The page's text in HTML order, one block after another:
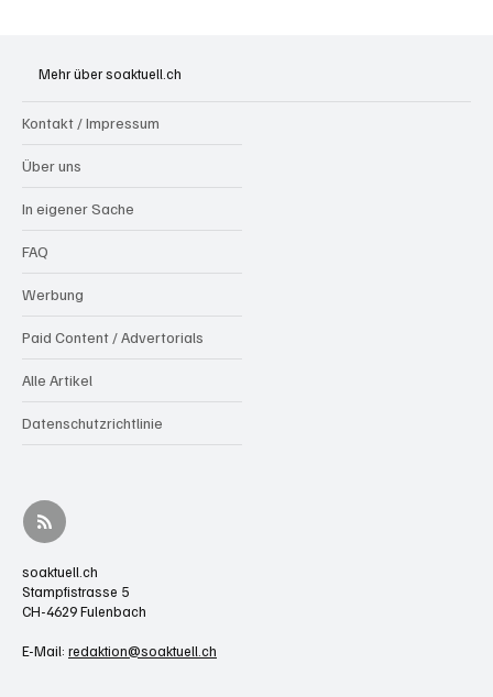
gesucht)
Mehr über soaktuell.ch
Kontakt / Impressum
Über uns
In eigener Sache
FAQ
Werbung
Paid Content / Advertorials
Alle Artikel
Datenschutzrichtlinie
soaktuell.ch
Stampfistrasse 5
CH-4629 Fulenbach
E-Mail: redaktion@soaktuell.ch